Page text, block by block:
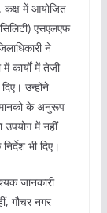
कक्ष में आयोजित
एसएलएफ
ने
कार्यों में तेजी
उन्होंने
के अनुरूप
उपयोग में नहीं
भी दिए।
जानकारी
गौचर नगर